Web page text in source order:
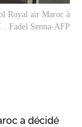
Royal air Maroc à
. Fadel Senna-AFP
a décidé